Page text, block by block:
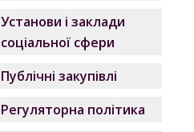
Установи і заклади
соціальної сфери
Публічні закупівлі
Регуляторна політика